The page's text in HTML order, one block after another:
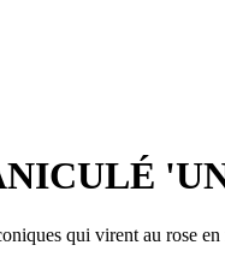
qui virent au rose